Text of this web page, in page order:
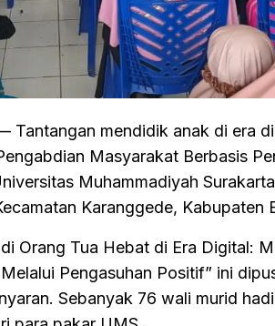
Tantangan mendidik anak di era
Masyarakat Berbasis
Muhammadiyah
Karanggede, Kabupaten
Orang Tua Hebat di Era Digital:
Pengasuhan Positif” ini
Sebanyak 76 wali murid